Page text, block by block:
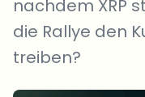
nachdem XRP
die Rallye den
treiben?